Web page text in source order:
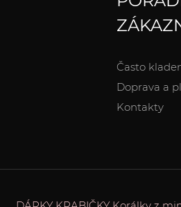
Často
Doprava a
Kontakty